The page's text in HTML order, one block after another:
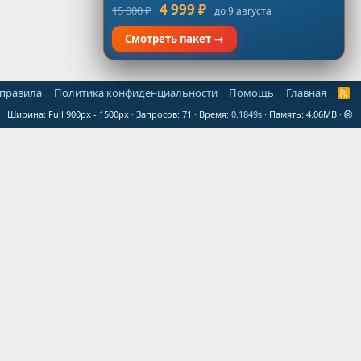
Политика конфиденциальности Помощь Главная
R
S
Ширина Запросов 71 Время 0.1849s Память 4.06MB
15 000 ₽ 4 999 ₽ до 9 августа
Смотреть пакет →